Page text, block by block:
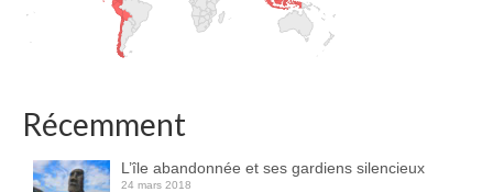
Récemment
L’île abandonnée et ses gardiens silencieux
24 mars 2018